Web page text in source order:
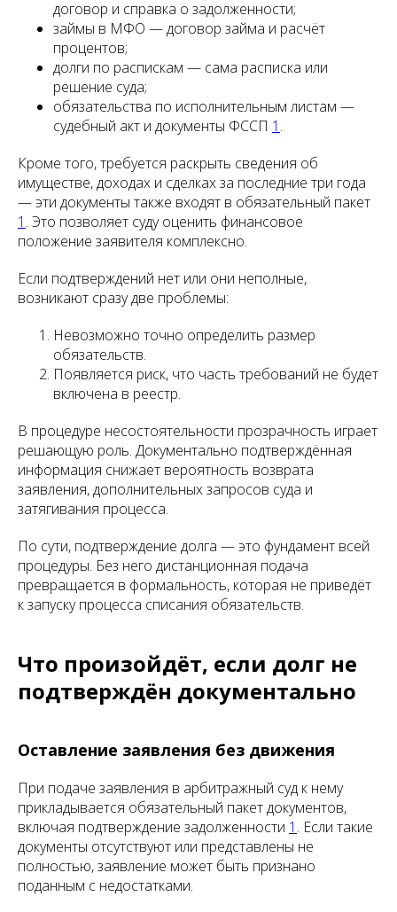
договор и справка о задолженности;
займы в МФО — договор займа и расчёт
процентов;
долги по распискам — сама расписка или
решение суда;
обязательства по исполнительным листам —
судебный акт и документы ФССП 1 .
Кроме того, требуется раскрыть сведения об
имуществе, доходах и сделках за последние три года
— эти документы также входят в обязательный пакет
1 . Это позволяет суду оценить финансовое
положение заявителя комплексно.
Если подтверждений нет или они неполные,
возникают сразу две проблемы:
Невозможно точно определить размер
обязательств.
Появляется риск, что часть требований не будет
включена в реестр.
В процедуре несостоятельности прозрачность играет
решающую роль. Документально подтверждённая
информация снижает вероятность возврата
заявления, дополнительных запросов суда и
затягивания процесса.
По сути, подтверждение долга — это фундамент всей
процедуры. Без него дистанционная подача
превращается в формальность, которая не приведёт
к запуску процесса списания обязательств.
Что произойдёт, если долг не
подтверждён документально
Оставление заявления без движения
При подаче заявления в арбитражный суд к нему
прикладывается обязательный пакет документов,
включая подтверждение задолженности 1 . Если такие
документы отсутствуют или представлены не
полностью, заявление может быть признано
поданным с недостатками.